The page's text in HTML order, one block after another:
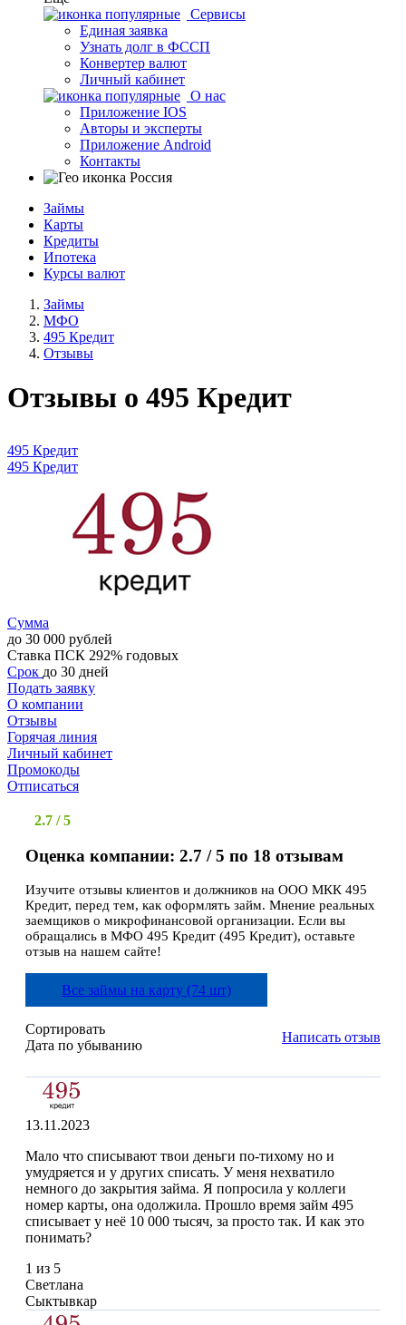
Сервисы
Единая заявка
Узнать долг в ФССП
Конвертер валют
Личный кабинет
О нас
Приложение IOS
Авторы и эксперты
Приложение Android
Контакты
Россия
Займы
Карты
Кредиты
Ипотека
Курсы валют
Займы
МФО
495 Кредит
Отзывы
Отзывы о 495 Кредит
495 Кредит
495 Кредит
Сумма
до 30 000 рублей
Ставка ПСК 292% годовых
Срок до 30 дней
Подать заявку
О компании
Отзывы
Горячая линия
Личный кабинет
Промокоды
Отписаться
2.7 / 5
Оценка компании: 2.7 / 5 по 18 отзывам
Изучите отзывы клиентов и должников на ООО МКК 495
Кредит, перед тем, как оформлять займ. Мнение реальных
заемщиков о микрофинансовой организации. Если вы
обращались в МФО 495 Кредит (495 Кредит), оставьте
отзыв на нашем сайте!
Все займы на карту (74 шт)
Сортировать
Дата по убыванию
Написать отзыв
13.11.2023
Мало что списывают твои деньги по-тихому но и
умудряется и у других списать. У меня нехватило
немного до закрытия займа. Я попросила у коллеги
номер карты, она одолжила. Прошло время займ 495
списывает у неё 10 000 тысяч, за просто так. И как это
понимать?
1 из 5
Светлана
Сыктывкар